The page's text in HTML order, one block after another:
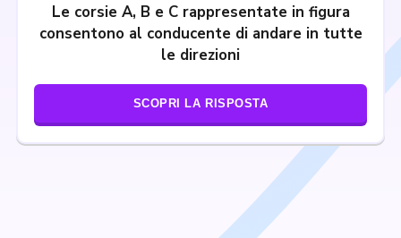
Le corsie A, B e C rappresentate in figura
consentono al conducente di andare in tutte
le direzioni
SCOPRI LA RISPOSTA